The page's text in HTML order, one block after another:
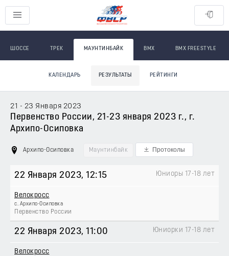
ШОССЕ ТРЕК МАУНТИНБАЙК BMX BMX FREESTYLE
КАЛЕНДАРЬ РЕЗУЛЬТАТЫ РЕЙТИНГИ
21 - 23 Января 2023
Первенство России, 21-23 января 2023 г., г.
Архипо-Осиповка
Архипо-Осиповка Маунтинбайк Протоколы
22 Января 2023, 12:15
Велокросс
с. Архипо-Осиповка
Первенство России
Юниоры 17-18 лет
22 Января 2023, 11:00
Велокросс
Юниорки 17-18 лет